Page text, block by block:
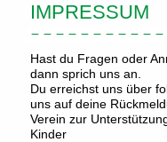
IMPRESSUM
Hast du Fragen oder
dann sprich uns an.
Du erreichst uns über
uns auf deine
Verein zur
Kinder